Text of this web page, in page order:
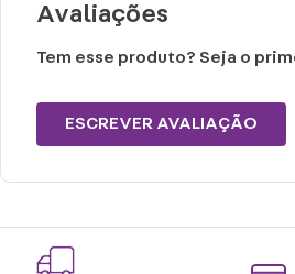
Avaliações
Tem esse produto? Seja o
ESCREVER AVALIAÇÃO